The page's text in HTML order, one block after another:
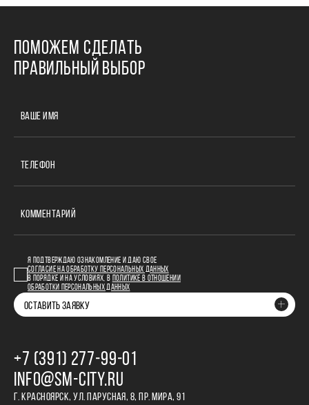
ПОМОЖЕМ СДЕЛАТЬ
ПРАВИЛЬНЫЙ ВЫБОР
ВАШЕ ИМЯ
ТЕЛЕФОН
КОММЕНТАРИЙ
Я ПОДТВЕРЖДАЮ ОЗНАКОМЛЕНИЕ И ДАЮ СВОЕ
СОГЛАСИЕ НА ОБРАБОТКУ ПЕРСОНАЛЬНЫХ ДАННЫХ
В ПОРЯДКЕ И НА УСЛОВИЯХ, В
ПОЛИТИКЕ В ОТНОШЕНИИ
ОБРАБОТКИ ПЕРСОНАЛЬНЫХ ДАННЫХ
ОСТАВИТЬ ЗАЯВКУ
+7 (391) 277‒99‒01
INFO@SM-CITY.RU
Г. КРАСНОЯРСК, УЛ. ПАРУСНАЯ, 8, ПР. МИРА, 91